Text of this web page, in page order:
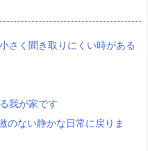
さく聞き取りにくい時がある
我が家です
のない静かな日常に戻りま